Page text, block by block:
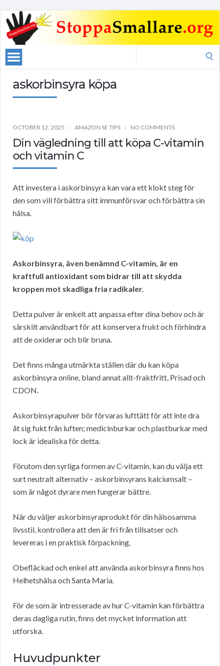
askorbinsyra köpa
OCTOBER 12, 2025 AMAZON SE TIPS NO COMMENTS
Din vägledning till att köpa C-vitamin
och vitamin C
Att investera i askorbinsyra kan vara ett klokt steg för
den som vill förbättra sitt immunförsvar och förbättra sin
hälsa.
Askorbinsyra, även benämnd C-vitamin, är en
kraftfull antioxidant som bidrar till att skydda
kroppen mot skadliga fria radikaler.
Detta pulver är enkelt att anpassa efter dina behov och är
särskilt användbart för att konservera frukt och förhindra
att de oxiderar och blir bruna.
Det finns många utmärkta ställen där du kan köpa
askorbinsyra online, bland annat allt-fraktfritt, Prisad och
CDON.
Askorbinsyrapulver bör förvaras lufttätt för att inte dra
åt sig fukt från luften; medicinburkar och plastburkar med
lock är idealiska för detta.
Förutom den syrliga formen av C-vitamin, kan du välja ett
surt neutralt alternativ – askorbinsyrans kalciumsalt –
som är något dyrare men fungerar bättre.
När du väljer askorbinsyraprodukt för din hälsosamma
livsstil, kontrollera att den är fri från tillsatser och
levereras i en praktisk förpackning.
Obefläckad och enkel att använda askorbinsyra finns hos
Helhetshälsa och Santa Maria.
För de som är intresserade av hur C-vitamin kan förbättra
deras dagliga rutin, finns det mycket information att
utforska.
Huvudpunkter